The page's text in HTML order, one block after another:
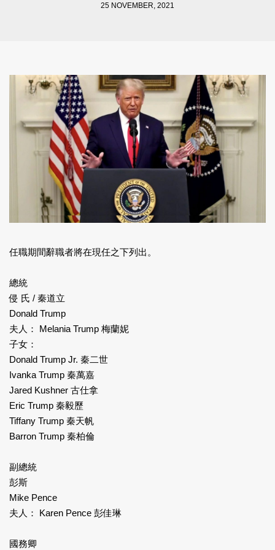
25 NOVEMBER, 2021
任職期間辭職者將在現任之下列出。
總統
侵 氏 / 秦道立
Donald Trump
夫人： Melania Trump 梅蘭妮
子女：
Donald Trump Jr. 秦二世
Ivanka Trump 秦萬嘉
Jared Kushner 古仕拿
Eric Trump 秦毅歷
Tiffany Trump 秦天帆
Barron Trump 秦柏倫
副總統
彭斯
Mike Pence
夫人： Karen Pence 彭佳琳
國務卿